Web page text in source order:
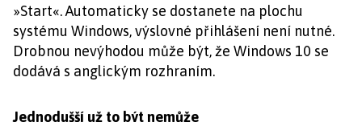
»Start«. Automaticky se dostanete na plochu
systému Windows, výslovné přihlášení není nutné.
Drobnou nevýhodou může být, že Windows 10 se
dodává s anglickým rozhraním.
Jednodušší už to být nemůže